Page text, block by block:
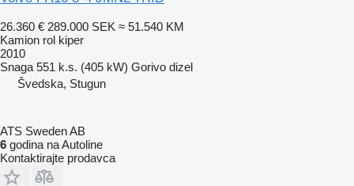
26.360 € 289.000 SEK ≈ 51.540 KM
Kamion rol kiper
2010
Snaga 551 k.s. (405 kW) Gorivo dizel
Švedska, Stugun
ATS Sweden AB
6 godina na Autoline
Kontaktirajte prodavca